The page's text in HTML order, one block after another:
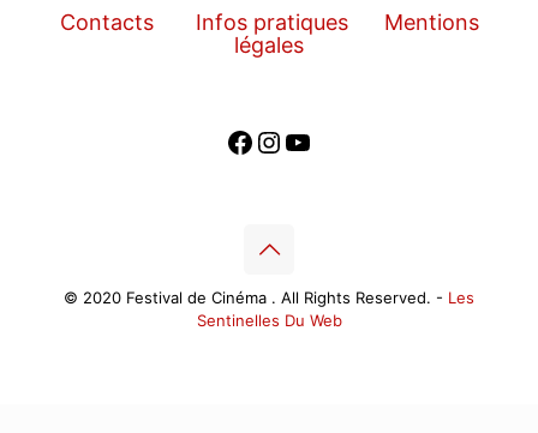
Contacts Infos pratiques
Mentions
légales
Facebook
Instagram
YouTube
© 2020 Festival de Cinéma . All Rights Reserved. - Les
Sentinelles Du Web